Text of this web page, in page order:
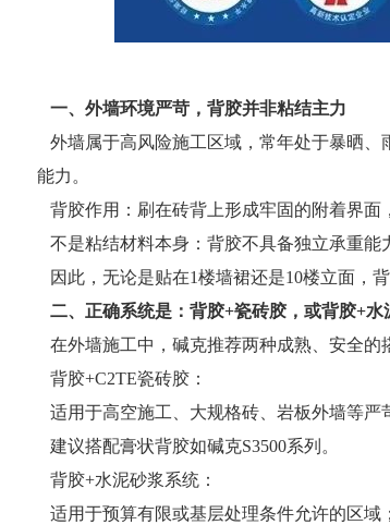
一、外墙环境严苛，背胶并非粘结主力
外墙属于高风险施工区域，常年处于暴晒、
能力。
背胶作用：刷在砖背上形成牢固的附着界面
不是粘结材料本身：背胶不具备独立承重能
因此，无论是贴在1楼墙裙还是10楼立面，
二、正确系统是：背胶+瓷砖胶，或背胶+水
在外墙施工中，碱克推荐两种成熟、安全的
背胶+C2TE瓷砖胶：
适用于高空施工、大规格砖、岩板外墙等严
建议搭配膏状背胶如碱克S3500系列。
背胶+水泥砂浆系统：
适用于预算有限或基层处理条件允许的区域